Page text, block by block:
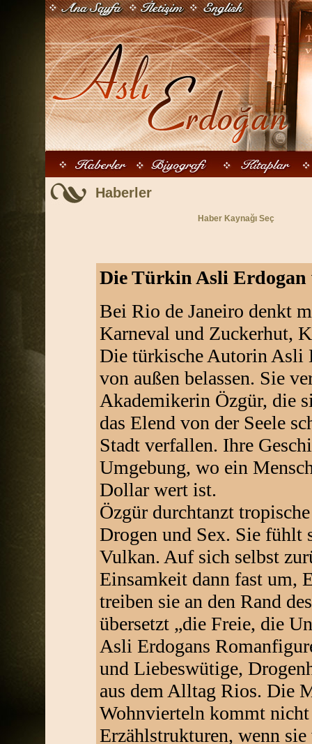
Haberler
Haber Kaynağı Seç
Die Türkin Asli Erdogan
Bei Rio de Janeiro denkt
Karneval und Zuckerhut,
Die türkische Autorin Asli
von außen belassen. Sie
Akademikerin Özgür, die
das Elend von der Seele
Stadt verfallen. Ihre
Umgebung, wo ein
Dollar wert ist.
Özgür durchtanzt
Drogen und Sex. Sie fühlt
Vulkan. Auf sich selbst
Einsamkeit dann fast um,
treiben sie an den Rand
übersetzt „die Freie, die
Asli Erdogans
und Liebeswütige,
aus dem Alltag Rios. Die
Wohnvierteln kommt
Erzählstrukturen, wenn